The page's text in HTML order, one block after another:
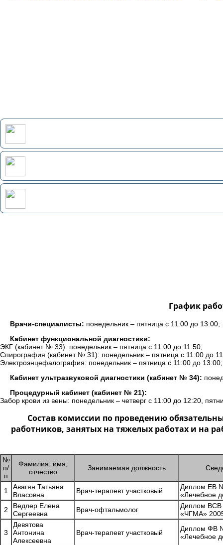
График
Врачи-специалисты: понедельник – пятница с 11:00 до 13:00;
Кабинет функциональной диагностики:
ЭКГ (кабинет № 33): понедельник – пятница с 11:00 до 11:50;
Спирография (кабинет № 31): понедельник – пятница с 11:00 до
Электроэнцефалография: понедельник – пятница с 11:00 до 13:00;
Кабинет ультразвуковой диагностики (кабинет № 34):
Процедурный кабинет (кабинет № 21):
Забор крови из вены: понедельник – четверг с 11:00 до 12:20,
Состав комиссии по проведению
работников, занятых на тяжелых работах и на
№
п/
п
Фамилия, имя,
отчество
Занимаемая должность
1
Авагян Татьяна
Власовна
Врач-терапевт участковый
Диплом ЕВ
«Лечебное
2
Ведлер Елена
Сергеевна
Врач-офтальмолог
Диплом
«ЧГМА»
3
Девятова
Антонина
Алексеевна
Врач-терапевт участковый
Диплом ФВ
«Лечебное